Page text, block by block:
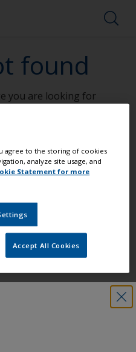
found
you are looking for
comme un pro
meilleurs produits pour
en très bon état
agree to the storing of cookies
analyze site usage, and
Statement for more
Accept All Cookies